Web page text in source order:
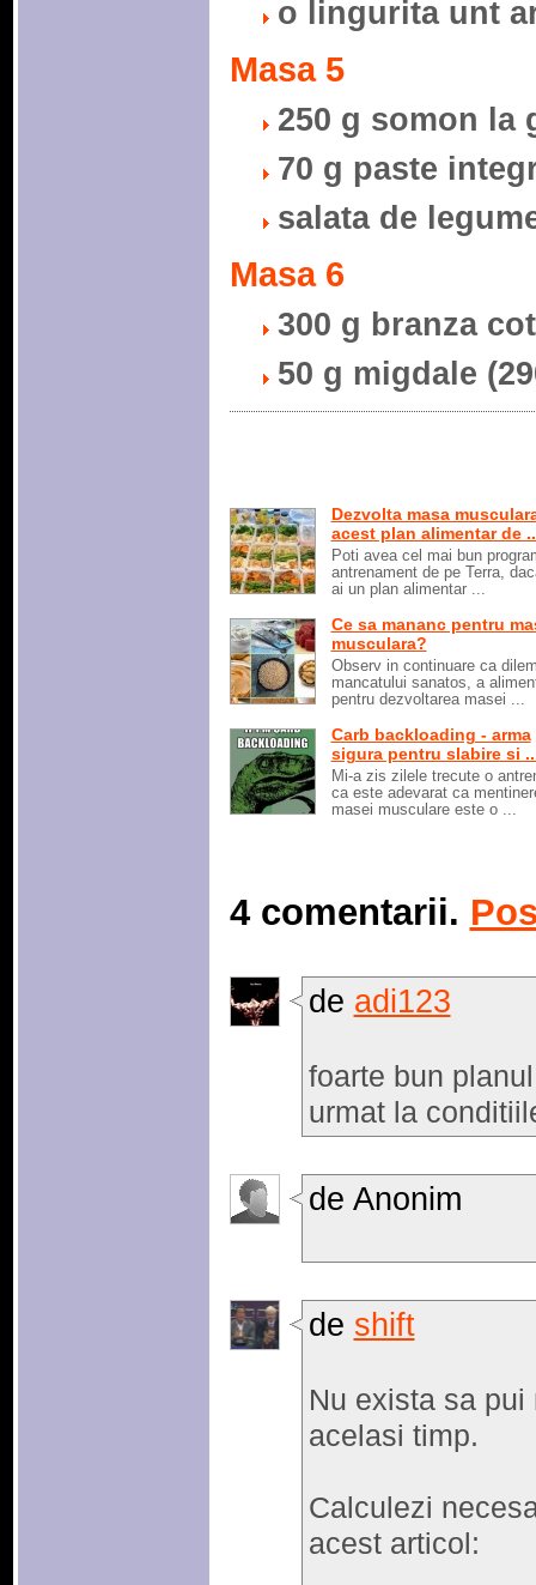
o lingurita unt
Masa 5
250 g somon la
70 g paste
salata de
Masa 6
300 g branza
50 g migdale
Dezvolta masa
acest plan alimentar de
Poti avea cel mai bun
antrenament de pe Terra,
ai un plan alimentar ...
Ce sa mananc pentru
musculara?
Observ in continuare ca
mancatului sanatos, a
pentru dezvoltarea masei ...
Carb backloading - arma
sigura pentru slabire si
Mi-a zis zilele trecute o
ca este adevarat ca
masei musculare este o ...
4 comentarii.
de adi123
foarte bun
urmat la
de Anonim
de shift
Nu exista sa
acelasi timp.
Calculezi
acest articol: